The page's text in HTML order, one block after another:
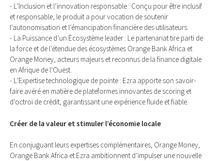
- L’Inclusion et l’innovation responsable : Conçu pour être inclusif
et responsable, le produit a pour vocation de soutenir
l’autonomisation et l’émancipation financière des utilisateurs.
- La Puissance d’un Écosystème leader : Le partenariat tire parti de
la force et de l’étendue des écosystèmes Orange Bank Africa et
Orange Money, acteurs majeurs et reconnus de la finance digitale
en Afrique de l’Ouest.
- L’Expertise technologique de pointe : Ezra apporte son savoir-
faire avéré en matière de plateformes innovantes de scoring et
d’octroi de crédit, garantissant une expérience fluide et fiable.
Créer de la valeur et stimuler l’économie locale
En conjuguant leurs expertises complémentaires, Orange Money,
Orange Bank Africa et Ezra ambitionnent d’impulser une nouvelle